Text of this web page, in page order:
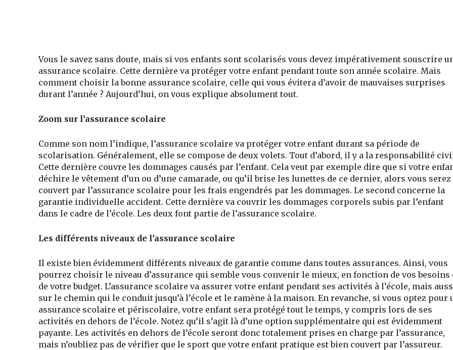
Vous le savez sans doute, mais si vos enfants sont scolarisés vous devez impérativement souscrire
assurance scolaire. Cette dernière va protéger votre enfant pendant toute son année scolaire. Mais
comment choisir la bonne assurance scolaire, celle qui vous évitera d’avoir de mauvaises surprises
durant l’année ? Aujourd’hui, on vous explique absolument tout.
Zoom sur l’assurance scolaire
Comme son nom l’indique, l’assurance scolaire va protéger votre enfant durant sa période de
scolarisation. Généralement, elle se compose de deux volets. Tout d’abord, il y a la responsabilité
Cette dernière couvre les dommages causés par l’enfant. Cela veut par exemple dire que si votre
déchire le vêtement d’un ou d’une camarade, ou qu’il brise les lunettes de ce dernier, alors vous serez
couvert par l’assurance scolaire pour les frais engendrés par les dommages. Le second concerne la
garantie individuelle accident. Cette dernière va couvrir les dommages corporels subis par l’enfant
dans le cadre de l’école. Les deux font partie de l’assurance scolaire.
Les différents niveaux de l’assurance scolaire
Il existe bien évidemment différents niveaux de garantie comme dans toutes assurances. Ainsi, vous
pourrez choisir le niveau d’assurance qui semble vous convenir le mieux, en fonction de vos besoins
de votre budget. L’assurance scolaire va assurer votre enfant pendant ses activités à l’école, mais
sur le chemin qui le conduit jusqu’à l’école et le ramène à la maison. En revanche, si vous optez pour
assurance scolaire et périscolaire, votre enfant sera protégé tout le temps, y compris lors de ses
activités en dehors de l’école. Notez qu’il s’agit là d’une option supplémentaire qui est évidemment
payante. Les activités en dehors de l’école seront donc totalement prises en charge par l’assurance,
mais n’oubliez pas de vérifier que le sport que votre enfant pratique est bien couvert par l’assureur.